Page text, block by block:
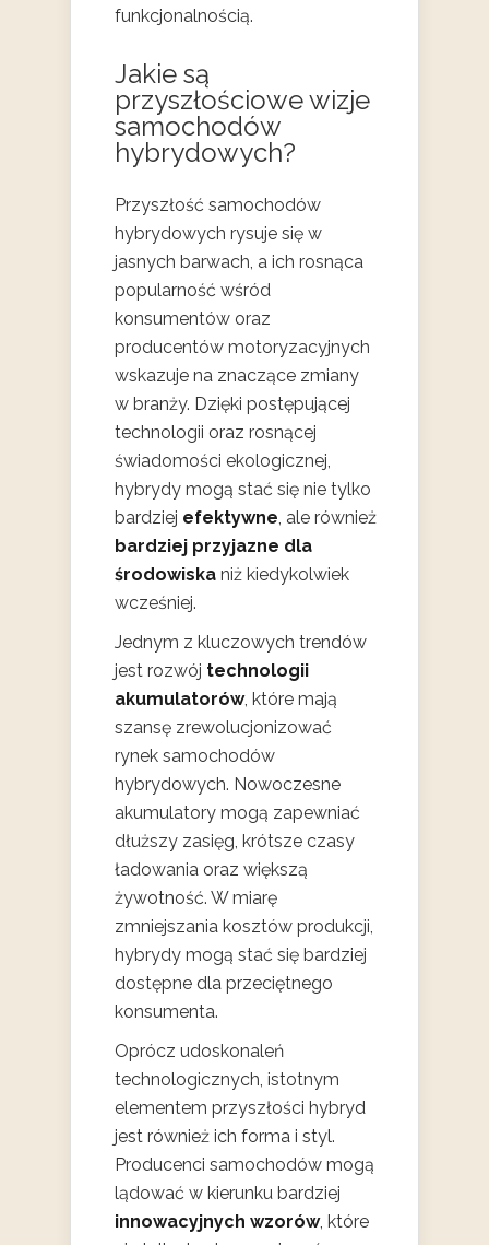
funkcjonalnością.
Jakie są
przyszłościowe wizje
samochodów
hybrydowych?
Przyszłość samochodów
hybrydowych rysuje się w
jasnych barwach, a ich rosnąca
popularność wśród
konsumentów oraz
producentów motoryzacyjnych
wskazuje na znaczące zmiany
w branży. Dzięki postępującej
technologii oraz rosnącej
świadomości ekologicznej,
hybrydy mogą stać się nie tylko
bardziej efektywne, ale również
bardziej przyjazne dla
środowiska niż kiedykolwiek
wcześniej.
Jednym z kluczowych trendów
jest rozwój technologii
akumulatorów, które mają
szansę zrewolucjonizować
rynek samochodów
hybrydowych. Nowoczesne
akumulatory mogą zapewniać
dłuższy zasięg, krótsze czasy
ładowania oraz większą
żywotność. W miarę
zmniejszania kosztów produkcji,
hybrydy mogą stać się bardziej
dostępne dla przeciętnego
konsumenta.
Oprócz udoskonaleń
technologicznych, istotnym
elementem przyszłości hybryd
jest również ich forma i styl.
Producenci samochodów mogą
lądować w kierunku bardziej
innowacyjnych wzorów, które